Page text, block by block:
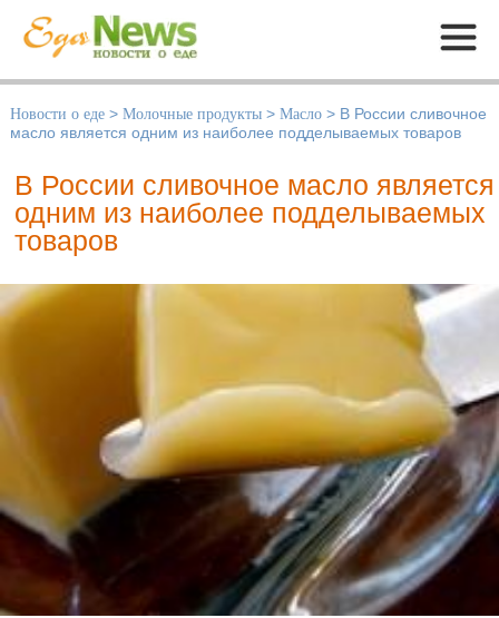
Меню
Новости о еде > Молочные продукты > Масло > В России сливочное
масло является одним из наиболее подделываемых товаров
В России сливочное масло является
одним из наиболее подделываемых
товаров